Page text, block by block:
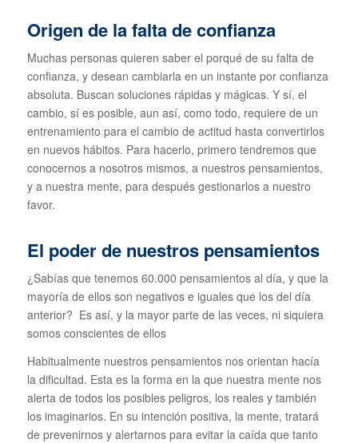
Origen de la falta de confianza
Muchas personas quieren saber el porqué de su falta de
confianza, y desean cambiarla en un instante por confianza
absoluta. Buscan soluciones rápidas y mágicas. Y sí, el
cambio, sí es posible, aun así, como todo, requiere de un
entrenamiento para el cambio de actitud hasta convertirlos
en nuevos hábitos. Para hacerlo, primero tendremos que
conocernos a nosotros mismos, a nuestros pensamientos,
y a nuestra mente, para después gestionarlos a nuestro
favor.
El poder de nuestros pensamientos
¿Sabías que tenemos 60.000 pensamientos al día, y que la
mayoría de ellos son negativos e iguales que los del día
anterior? Es así, y la mayor parte de las veces, ni siquiera
somos conscientes de ellos
Habitualmente nuestros pensamientos nos orientan hacía
la dificultad. Esta es la forma en la que nuestra mente nos
alerta de todos los posibles peligros, los reales y también
los imaginarios. En su intención positiva, la mente, tratará
de prevenirnos y alertarnos para evitar la caída que tanto